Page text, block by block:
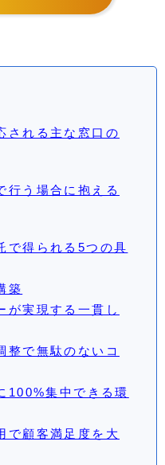
される主な窓口の
行う場合に抱える
で得られる5つの具
築
実現する一貫し
で無駄のないコ
100%集中できる環
で顧客満足度を大